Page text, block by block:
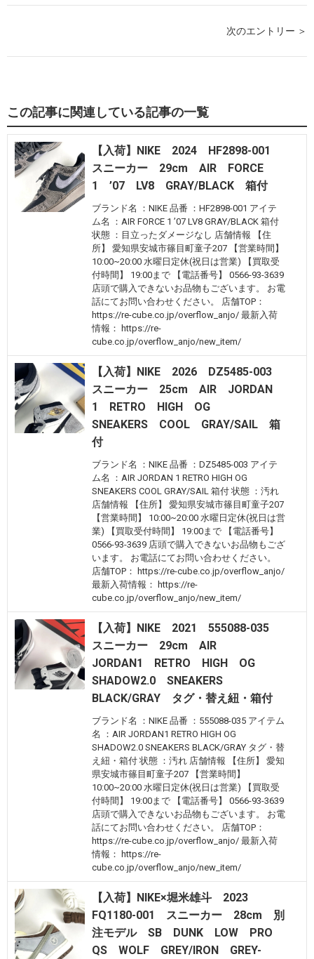
次のエントリー ＞
この記事に関連している記事の一覧
【入荷】NIKE 2024 HF2898-001
スニーカー 29cm AIR FORCE
1 ’07 LV8 GRAY/BLACK 箱付
ブランド名 ：NIKE 品番 ：HF2898-001 アイテ
ム名 ：AIR FORCE 1 ’07 LV8 GRAY/BLACK 箱付
状態 ：目立ったダメージなし 店舗情報 【住
所】 愛知県安城市篠目町童子207 【営業時間】
10:00~20:00 水曜日定休(祝日は営業) 【買取受
付時間】 19:00まで 【電話番号】 0566-93-3639
店頭で購入できないお品物もございます。 お電
話にてお問い合わせください。 店舗TOP：
https://re-cube.co.jp/overflow_anjo/ 最新入荷
情報： https://re-
cube.co.jp/overflow_anjo/new_item/
【入荷】NIKE 2026 DZ5485-003
スニーカー 25cm AIR JORDAN
1 RETRO HIGH OG
SNEAKERS COOL GRAY/SAIL 箱
付
ブランド名 ：NIKE 品番 ：DZ5485-003 アイテ
ム名 ：AIR JORDAN 1 RETRO HIGH OG
SNEAKERS COOL GRAY/SAIL 箱付 状態 ：汚れ
店舗情報 【住所】 愛知県安城市篠目町童子207
【営業時間】 10:00~20:00 水曜日定休(祝日は営
業) 【買取受付時間】 19:00まで 【電話番号】
0566-93-3639 店頭で購入できないお品物もござ
います。 お電話にてお問い合わせください。
店舗TOP： https://re-cube.co.jp/overflow_anjo/
最新入荷情報： https://re-
cube.co.jp/overflow_anjo/new_item/
【入荷】NIKE 2021 555088-035
スニーカー 29cm AIR
JORDAN1 RETRO HIGH OG
SHADOW2.0 SNEAKERS
BLACK/GRAY タグ・替え紐・箱付
ブランド名 ：NIKE 品番 ：555088-035 アイテム
名 ：AIR JORDAN1 RETRO HIGH OG
SHADOW2.0 SNEAKERS BLACK/GRAY タグ・替
え紐・箱付 状態 ：汚れ 店舗情報 【住所】 愛知
県安城市篠目町童子207 【営業時間】
10:00~20:00 水曜日定休(祝日は営業) 【買取受
付時間】 19:00まで 【電話番号】 0566-93-3639
店頭で購入できないお品物もございます。 お電
話にてお問い合わせください。 店舗TOP：
https://re-cube.co.jp/overflow_anjo/ 最新入荷
情報： https://re-
cube.co.jp/overflow_anjo/new_item/
【入荷】NIKE×堀米雄斗 2023
FQ1180-001 スニーカー 28cm 別
注モデル SB DUNK LOW PRO
QS WOLF GREY/IRON GREY-